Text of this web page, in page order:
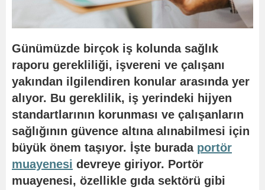
Günümüzde birçok iş kolunda sağlık
raporu gerekliliği, işvereni ve çalışanı
yakından ilgilendiren konular arasında yer
alıyor. Bu gereklilik, iş yerindeki hijyen
standartlarının korunması ve çalışanların
sağlığının güvence altına alınabilmesi için
büyük önem taşıyor. İşte burada portör
muayenesi devreye giriyor. Portör
muayenesi, özellikle gıda sektörü gibi